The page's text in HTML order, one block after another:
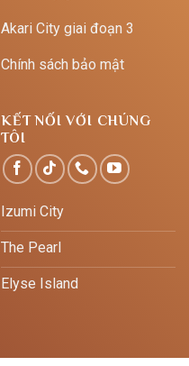
Akari City giai đoạn 3
Chính sách bảo mật
KẾT NỐI VỚI CHÚNG
TÔI
Izumi City
The Pearl
Elyse Island